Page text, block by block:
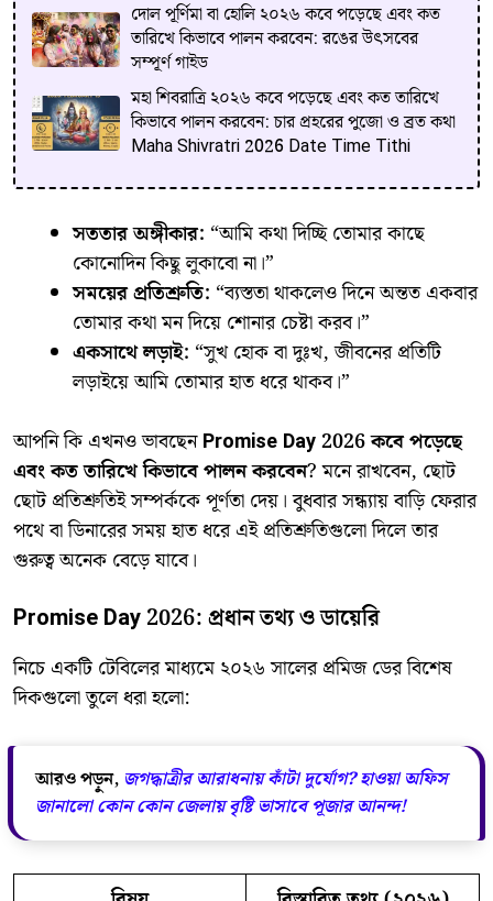
দোল পূর্ণিমা বা হোলি ২০২৬ কবে পড়েছে এবং কত
তারিখে কিভাবে পালন করবেন: রঙের উৎসবের
সম্পূর্ণ গাইড
মহা শিবরাত্রি ২০২৬ কবে পড়েছে এবং কত তারিখে
কিভাবে পালন করবেন: চার প্রহরের পুজো ও ব্রত কথা
Maha Shivratri 2026 Date Time Tithi
সততার অঙ্গীকার: “আমি কথা দিচ্ছি তোমার কাছে
কোনোদিন কিছু লুকাবো না।”
সময়ের প্রতিশ্রুতি: “ব্যস্ততা থাকলেও দিনে অন্তত একবার
তোমার কথা মন দিয়ে শোনার চেষ্টা করব।”
একসাথে লড়াই: “সুখ হোক বা দুঃখ, জীবনের প্রতিটি
লড়াইয়ে আমি তোমার হাত ধরে থাকব।”
​আপনি কি এখনও ভাবছেনPromise Day 2026 কবে পড়েছে
এবং কত তারিখে কিভাবে পালন করবেন? মনে রাখবেন, ছোট
ছোট প্রতিশ্রুতিই সম্পর্ককে পূর্ণতা দেয়। বুধবার সন্ধ্যায় বাড়ি ফেরার
পথে বা ডিনারের সময় হাত ধরে এই প্রতিশ্রুতিগুলো দিলে তার
গুরুত্ব অনেক বেড়ে যাবে।
Promise Day 2026: প্রধান তথ্য ও ডায়েরি
​নিচে একটি টেবিলের মাধ্যমে ২০২৬ সালের প্রমিজ ডের বিশেষ
দিকগুলো তুলে ধরা হলো:
আরও পড়ুন, জগদ্ধাত্রীর আরাধনায় কাঁটা দুর্যোগ? হাওয়া অফিস
জানালো কোন কোন জেলায় বৃষ্টি ভাসাবে পূজার আনন্দ!